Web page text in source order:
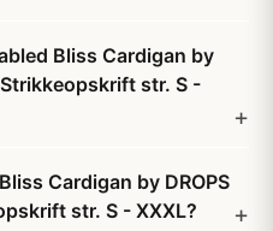
Bliss Cardigan by
str. S -
Cardigan by DROPS
str. S - XXXL?